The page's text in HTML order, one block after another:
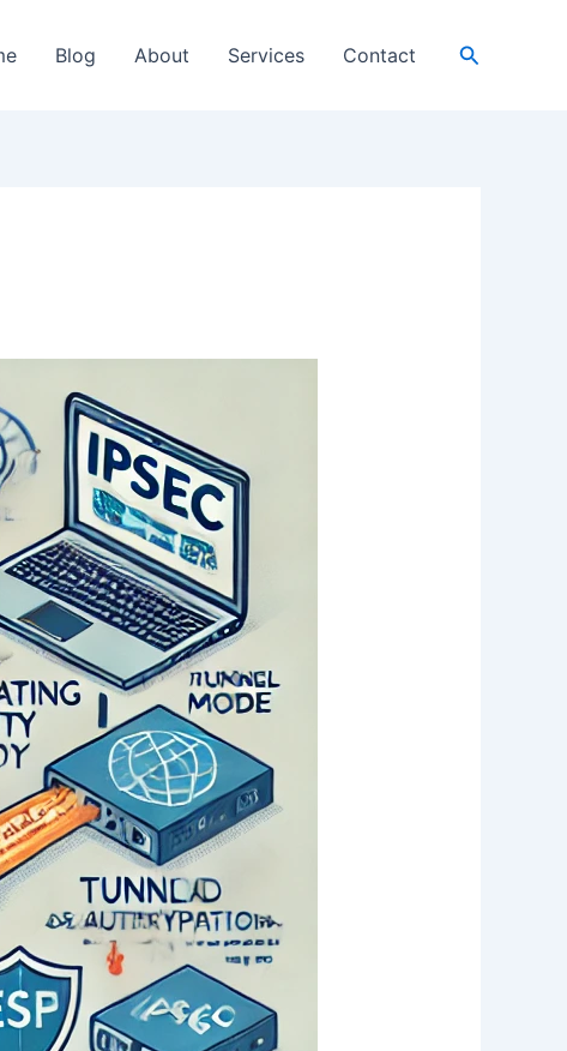
Blog About Services Contact Search